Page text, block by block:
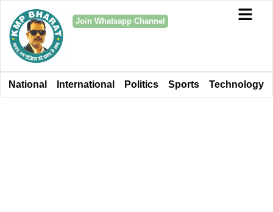
Join Whatsapp Channel
National International Politics Sports Technology